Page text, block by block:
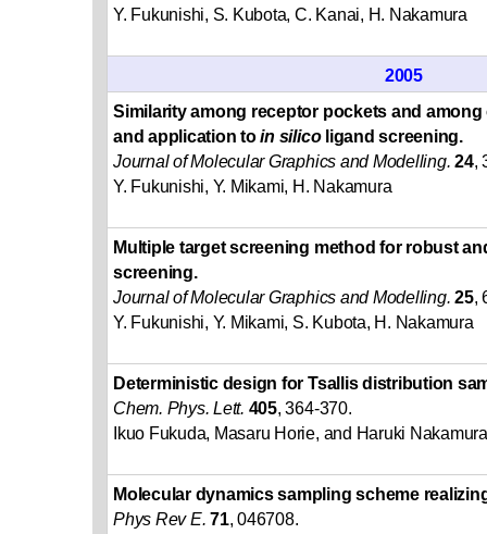
Y. Fukunishi, S. Kubota, C. Kanai, H. Nakamura
2005
Similarity among receptor pockets and
and application toin silicoligand screening.
Journal of Molecular Graphics and Modelling. 24,
Y. Fukunishi, Y. Mikami, H. Nakamura
Multiple target screening method for robust
screening.
Journal of Molecular Graphics and Modelling. 25,
Y. Fukunishi, Y. Mikami, S. Kubota, H. Nakamura
Deterministic design for Tsallis distribution
Chem. Phys. Lett. 405, 364-370.
Ikuo Fukuda, Masaru Horie, and Haruki Nakamura
Molecular dynamics sampling scheme
Phys Rev E. 71, 046708.